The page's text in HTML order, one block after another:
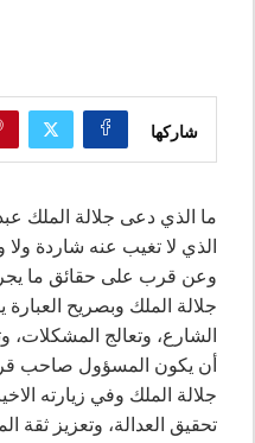
شاركها
ما الذي دعى جلالة الملك
الذي لا تغيب عنه شاردة
وعن قرب على حقائق ما
جلالة الملك وبصريح
الشارع، وتعالج المشكلات،
أن يكون المسؤول صاحب
جلالة الملك وفي زيارته
تحقيق العدالة، وتعزيز ثقة